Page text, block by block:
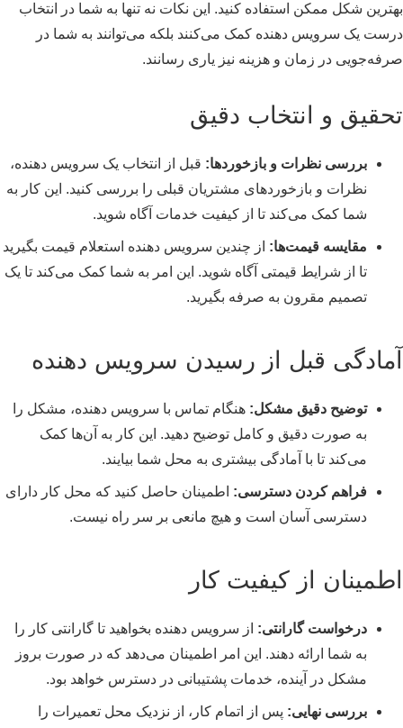
بهترین شکل ممکن استفاده کنید. این نکات نه تنها به شما در انتخاب
درست یک سرویس دهنده کمک می‌کنند بلکه می‌توانند به شما در
صرفه‌جویی در زمان و هزینه نیز یاری رسانند.
تحقیق و انتخاب دقیق
بررسی نظرات و بازخوردها: قبل از انتخاب یک سرویس دهنده،
نظرات و بازخوردهای مشتریان قبلی را بررسی کنید. این کار به
شما کمک می‌کند تا از کیفیت خدمات آگاه شوید.
مقایسه قیمت‌ها: از چندین سرویس دهنده استعلام قیمت بگیرید
تا از شرایط قیمتی آگاه شوید. این امر به شما کمک می‌کند تا یک
تصمیم مقرون به صرفه بگیرید.
آمادگی قبل از رسیدن سرویس دهنده
توضیح دقیق مشکل: هنگام تماس با سرویس دهنده، مشکل را
به صورت دقیق و کامل توضیح دهید. این کار به آن‌ها کمک
می‌کند تا با آمادگی بیشتری به محل شما بیایند.
فراهم کردن دسترسی: اطمینان حاصل کنید که محل کار دارای
دسترسی آسان است و هیچ مانعی بر سر راه نیست.
اطمینان از کیفیت کار
درخواست گارانتی: از سرویس دهنده بخواهید تا گارانتی کار را
به شما ارائه دهند. این امر اطمینان می‌دهد که در صورت بروز
مشکل در آینده، خدمات پشتیبانی در دسترس خواهد بود.
بررسی نهایی: پس از اتمام کار، از نزدیک محل تعمیرات را